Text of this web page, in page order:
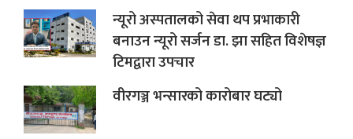
न्यूरो अस्पतालको सेवा थप प्रभाकारी
बनाउन न्यूरो सर्जन डा. झा सहित विशेषज्ञ
टिमद्वारा उपचार
वीरगञ्ज भन्सारको कारोबार घट्यो